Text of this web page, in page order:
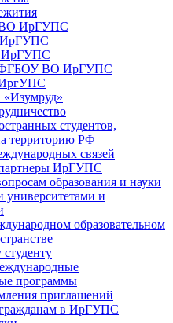
ИрГУПС
ВО ИрГУПС
«Изумруд»
студентов,
территорию РФ
связей
ИрГУПС
образования и науки
университетами и
образовательном
программы
приглашений
в ИрГУПС